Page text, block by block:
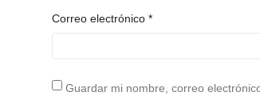
Correo electrónico *
Guardar mi nombre, correo